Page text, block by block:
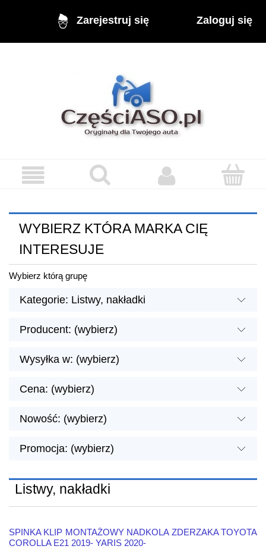
Zarejestruj się Zaloguj się
WYBIERZ KTÓRA MARKA CIĘ
INTERESUJE
Wybierz którą grupę
Kategorie: Listwy, nakładki
Producent: (wybierz)
Wysyłka w: (wybierz)
Cena: (wybierz)
Nowość: (wybierz)
Promocja: (wybierz)
Listwy, nakładki
SPINKA KLIP MONTAŻOWY NADKOLA ZDERZAKA TOYOTA
COROLLA E21 2019- YARIS 2020-